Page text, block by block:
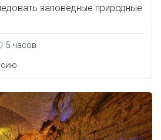
заповедные природные
5 часов